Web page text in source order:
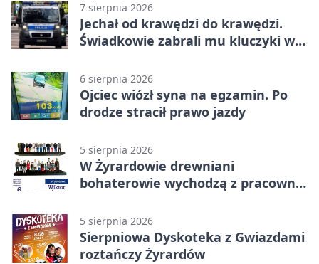
7 sierpnia 2026
Jechał od krawędzi do krawędzi.
Świadkowie zabrali mu kluczyki w
6 sierpnia 2026
Ojciec wiózł syna na egzamin. Po
drodze stracił prawo jazdy
5 sierpnia 2026
W Żyrardowie drewniani
bohaterowie wychodzą z pracowni
5 sierpnia 2026
Sierpniowa Dyskoteka z Gwiazdami
roztańczy Żyrardów